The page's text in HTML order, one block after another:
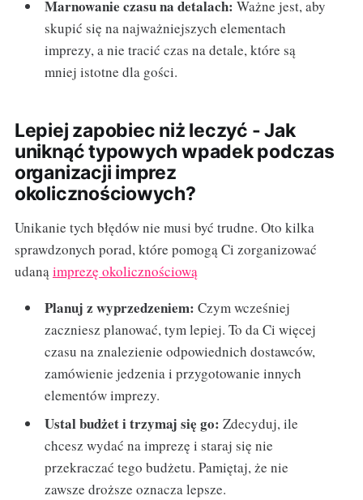
Marnowanie czasu na detalach: Ważne jest, aby
skupić się na najważniejszych elementach
imprezy, a nie tracić czas na detale, które są
mniej istotne dla gości.
Lepiej zapobiec niż leczyć - Jak
uniknąć typowych wpadek podczas
organizacji imprez
okolicznościowych?
Unikanie tych błędów nie musi być trudne. Oto kilka
sprawdzonych porad, które pomogą Ci zorganizować
udanąimprezę okolicznościową
Planuj z wyprzedzeniem: Czym wcześniej
zaczniesz planować, tym lepiej. To da Ci więcej
czasu na znalezienie odpowiednich dostawców,
zamówienie jedzenia i przygotowanie innych
elementów imprezy.
Ustal budżet i trzymaj się go: Zdecyduj, ile
chcesz wydać na imprezę i staraj się nie
przekraczać tego budżetu. Pamiętaj, że nie
zawsze droższe oznacza lepsze.